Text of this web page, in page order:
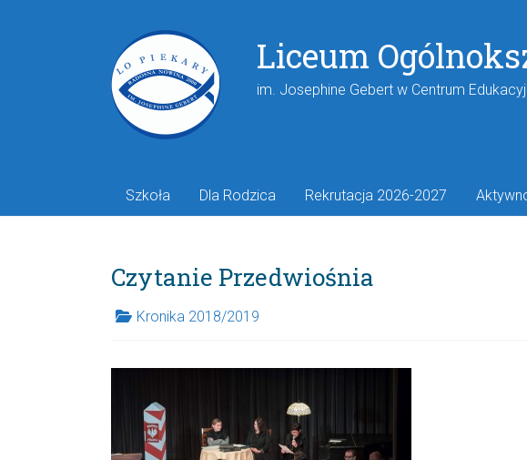
Liceum
im. Josephine Gebert w Centrum
Szkoła Dla Rodzica Rekrutacja 2026-2027
Czytanie Przedwiośnia
Kronika 2018/2019